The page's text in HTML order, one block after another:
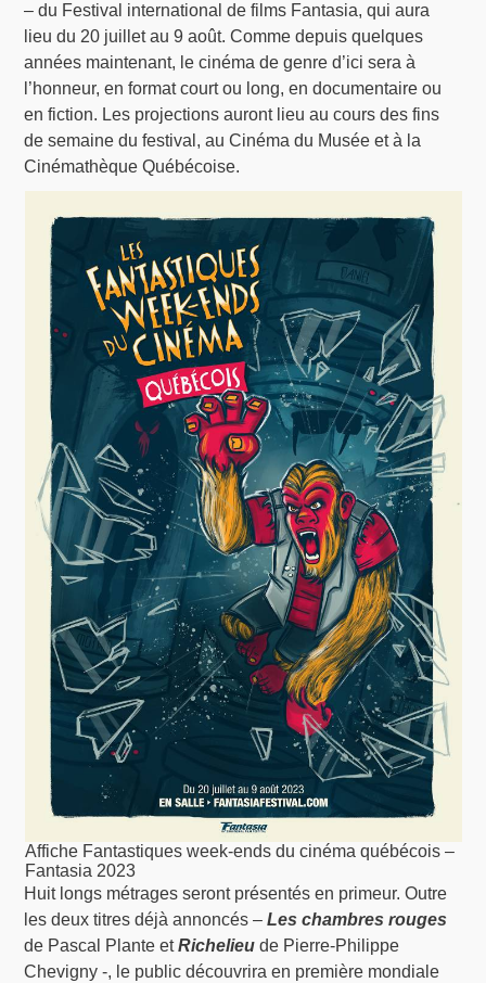
– du Festival international de films Fantasia, qui aura
lieu du 20 juillet au 9 août. Comme depuis quelques
années maintenant, le cinéma de genre d’ici sera à
l’honneur, en format court ou long, en documentaire ou
en fiction. Les projections auront lieu au cours des fins
de semaine du festival, au Cinéma du Musée et à la
Cinémathèque Québécoise.
Affiche Fantastiques week-ends du cinéma québécois –
Fantasia 2023
Huit longs métrages seront présentés en primeur. Outre
les deux titres déjà annoncés –Les chambres rouges
de Pascal Plante etRichelieu de Pierre-Philippe
Chevigny -, le public découvrira en première mondiale